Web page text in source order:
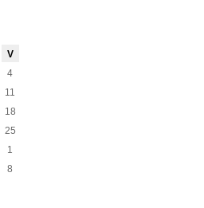
V
4
11
18
25
1
8